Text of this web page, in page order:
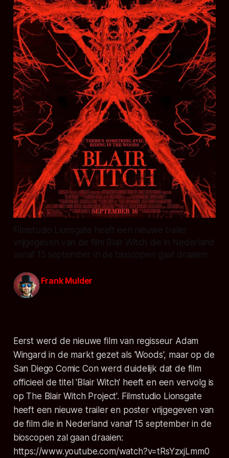
Filmstudio Lionsgate heeft een nieuwe trailer
vrijgegeven van de film Blair Witch die in Nederland
vanaf 15 september in de bioscopen gaat draaien:
Frank Mulder
Eerst werd de nieuwe film van regisseur Adam
Wingard in de markt gezet als 'Woods', maar op de
San Diego Comic Con werd duidelijk dat de film
officieel de titel 'Blair Witch' heeft en een vervolg is
op The Blair Witch Project'. Filmstudio Lionsgate
heeft een nieuwe trailer en poster vrijgegeven van
de film die in Nederland vanaf 15 september in de
bioscopen zal gaan draaien:
https://www.youtube.com/watch?v=tRsYzxjLmm0